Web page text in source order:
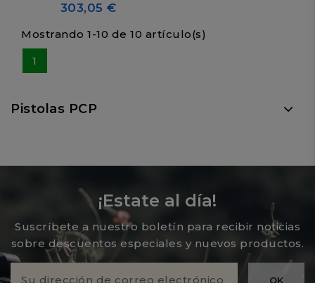
303,05 €
Mostrando 1-10 de 10 artículo(s)
1
Pistolas PCP
¡Estate al día!
Suscríbete a nuestro boletín para recibir noticias
sobre descuentos especiales y nuevos productos.